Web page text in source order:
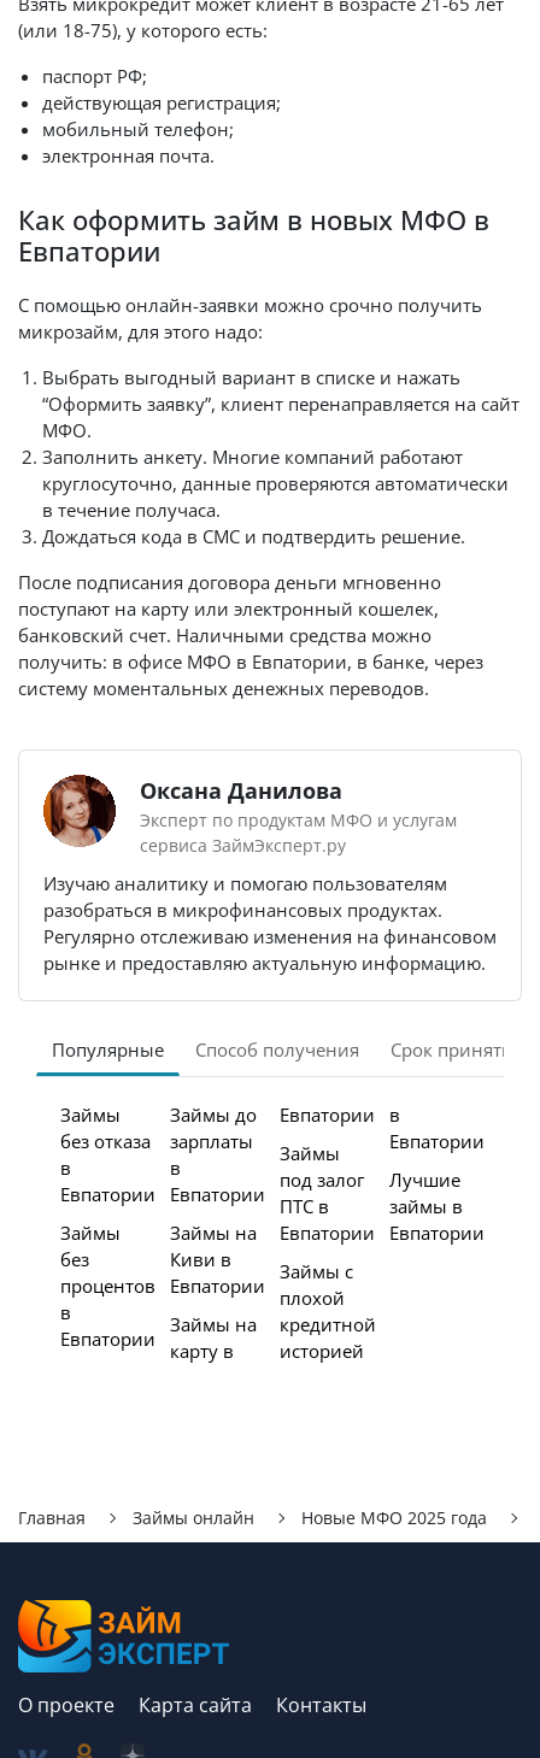
(или 18-75), у которого есть:
паспорт РФ;
действующая регистрация;
мобильный телефон;
электронная почта.
Как оформить займ в новых МФО в
Евпатории
С помощью онлайн-заявки можно срочно получить
микрозайм, для этого надо:
Выбрать выгодный вариант в списке и нажать
“Оформить заявку”, клиент перенаправляется на сайт
МФО.
Заполнить анкету. Многие компаний работают
круглосуточно, данные проверяются автоматически
в течение получаса.
Дождаться кода в СМС и подтвердить решение.
После подписания договора деньги мгновенно
поступают на карту или электронный кошелек,
банковский счет. Наличными средства можно
получить: в офисе МФО в Евпатории, в банке, через
систему моментальных денежных переводов.
Оксана Данилова
Эксперт по продуктам МФО и услугам
сервиса ЗаймЭксперт.ру
Изучаю аналитику и помогаю пользователям
разобраться в микрофинансовых продуктах.
Регулярно отслеживаю изменения на финансовом
рынке и предоставляю актуальную информацию.
Популярные Способ получения Срок принятия
Займы
без отказа
в
Евпатории
Займы
без
процентов
в
Евпатории
Займы до
зарплаты
в
Евпатории
Займы на
Киви в
Евпатории
Займы на
карту в
Евпатории
Займы
под залог
ПТС в
Евпатории
Займы с
плохой
кредитной
историей
в
Евпатории
Лучшие
займы в
Евпатории
Главная Займы онлайн Новые МФО 2025 года
О проекте Карта сайта Контакты